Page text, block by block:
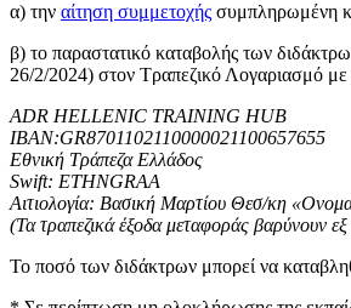
α) την αίτηση συμμετοχής συμπληρωμένη
β) το παραστατικό καταβολής των
26/2/2024) στον Τραπεζικό Λογαριασμό με
ADR HELLENIC TRAINING HUB
ΙΒΑΝ:GR8701102110000021100657655
Εθνική Τράπεζα Ελλάδος
Swift: ETHNGRAA
Αιτιολογία: Βασική Μαρτίου Θεσ/κη
(Τα τραπεζικά έξοδα μεταφοράς βαρύνουν
Το ποσό των διδάκτρων μπορεί να